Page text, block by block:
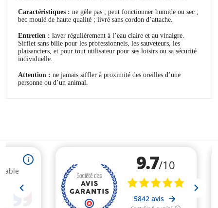
Caractéristiques : ne gèle pas ; peut fonctionner humide ou sec ;
bec moulé de haute qualité ; livré sans cordon d’attache.
Entretien : laver régulièrement à l’eau claire et au vinaigre.
Sifflet sans bille pour les professionnels, les sauveteurs, les
plaisanciers, et pour tout utilisateur pour ses loisirs ou sa sécurité
individuelle.
Attention : ne jamais siffler à proximité des oreilles d’une
personne ou d’un animal.